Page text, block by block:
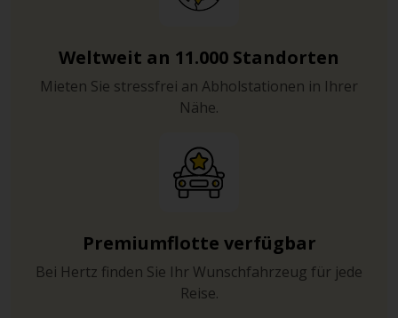
Weltweit an 11.000 Standorten
Mieten Sie stressfrei an Abholstationen in Ihrer
Nähe.
Premiumflotte verfügbar
Bei Hertz finden Sie Ihr Wunschfahrzeug für jede
Reise.